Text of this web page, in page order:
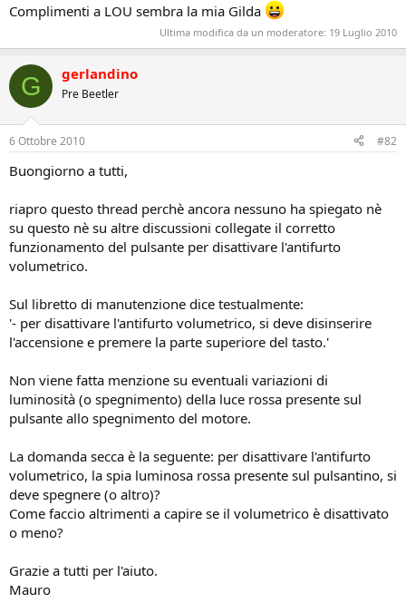
Complimenti a LOU sembra la mia Gilda
Ultima modifica da un moderatore: 19 Luglio 2010
G gerlandino
Pre Beetler
6 Ottobre 2010 #82
Buongiorno a tutti,
riapro questo thread perchè ancora nessuno ha spiegato nè
su questo nè su altre discussioni collegate il corretto
funzionamento del pulsante per disattivare l'antifurto
volumetrico.
Sul libretto di manutenzione dice testualmente:
'- per disattivare l'antifurto volumetrico, si deve disinserire
l'accensione e premere la parte superiore del tasto.'
Non viene fatta menzione su eventuali variazioni di
luminosità (o spegnimento) della luce rossa presente sul
pulsante allo spegnimento del motore.
La domanda secca è la seguente: per disattivare l'antifurto
volumetrico, la spia luminosa rossa presente sul pulsantino, si
deve spegnere (o altro)?
Come faccio altrimenti a capire se il volumetrico è disattivato
o meno?
Grazie a tutti per l'aiuto.
Mauro